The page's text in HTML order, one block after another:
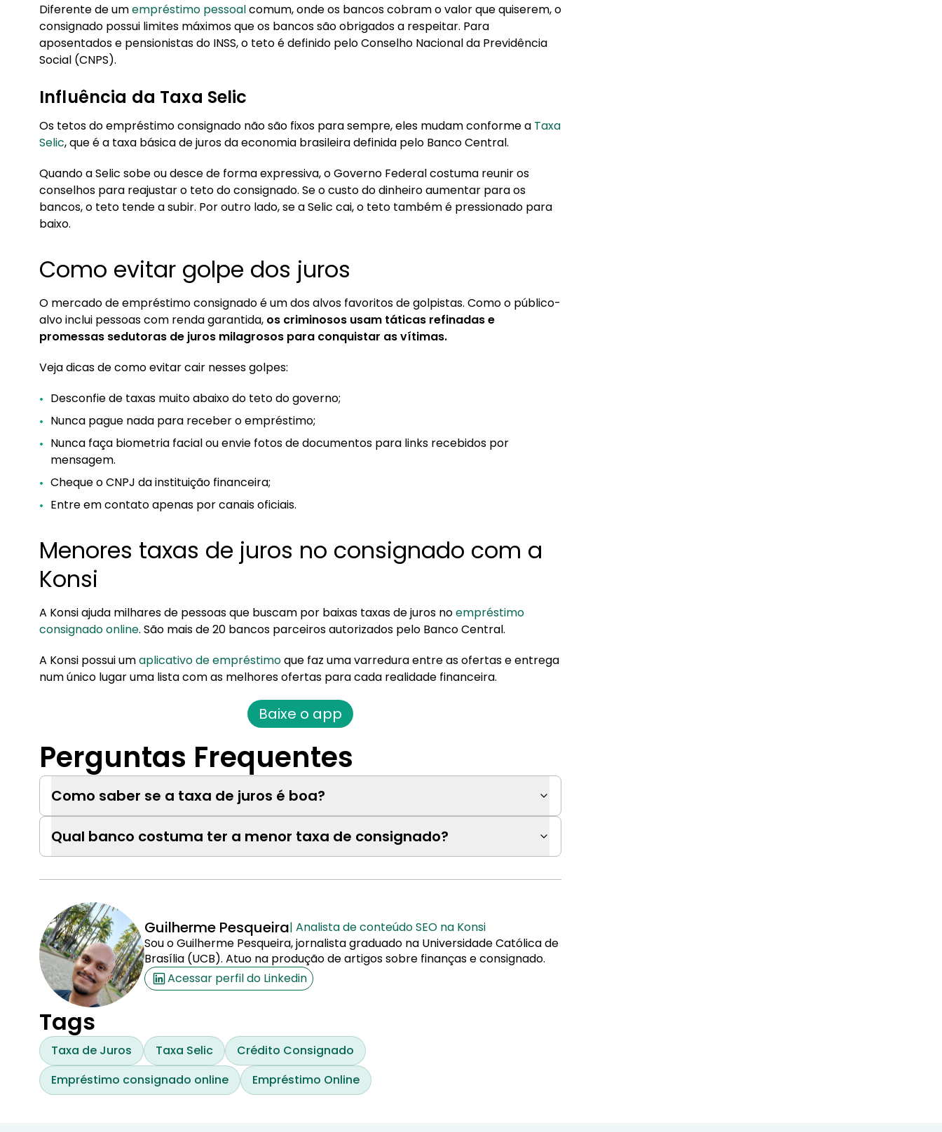
Diferente de umempréstimo pessoalcomum, onde os bancos cobram o valor que quiserem, o
consignado possui limites máximos que os bancos são obrigados a respeitar. Para
aposentados e pensionistas do INSS, o teto é definido pelo Conselho Nacional da Previdência
Social (CNPS).
Influência da Taxa Selic
Os tetos do empréstimo consignado não são fixos para sempre, eles mudam conforme a Taxa
Selic, que é a taxa básica de juros da economia brasileira definida pelo Banco Central.
Quando a Selic sobe ou desce de forma expressiva, o Governo Federal costuma reunir os
conselhos para reajustar o teto do consignado. Se o custo do dinheiro aumentar para os
bancos, o teto tende a subir. Por outro lado, se a Selic cai, o teto também é pressionado para
baixo.
Como evitar golpe dos juros
O mercado de empréstimo consignado é um dos alvos favoritos de golpistas. Como o público-
alvo inclui pessoas com renda garantida, os criminosos usam táticas refinadas e
promessas sedutoras de juros milagrosos para conquistar as vítimas.
Veja dicas de como evitar cair nesses golpes:
Desconfie de taxas muito abaixo do teto do governo;
Nunca pague nada para receber o empréstimo;
Nunca faça biometria facial ou envie fotos de documentos para links recebidos por
mensagem.
Cheque o CNPJ da instituição financeira;
Entre em contato apenas por canais oficiais.
Menores taxas de juros no consignado com a
Konsi
A Konsi ajuda milhares de pessoas que buscam por baixas taxas de juros noempréstimo
consignado online. São mais de 20 bancos parceiros autorizados pelo Banco Central.
A Konsi possui umaplicativo de empréstimoque faz uma varredura entre as ofertas e entrega
num único lugar uma lista com as melhores ofertas para cada realidade financeira.
Baixe o app
Perguntas Frequentes
Como saber se a taxa de juros é boa?
Qual banco costuma ter a menor taxa de consignado?
Guilherme Pesqueira| Analista de conteúdo SEO na Konsi
Sou o Guilherme Pesqueira, jornalista graduado na Universidade Católica de
Brasília (UCB). Atuo na produção de artigos sobre finanças e consignado.
Acessar perfil do Linkedin
Tags
Taxa de Juros Taxa Selic
Crédito Consignado
Empréstimo consignado online
Empréstimo Online